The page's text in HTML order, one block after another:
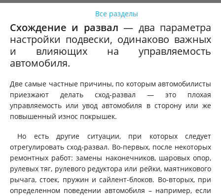
Все разделы
Схождение и развал — два параметра
настройки подвески, одинаково важных
и влияющих на управляемость
автомобиля.
Две самые частные причины, по которым автомобилисты
приезжают делать сход-развал — это плохая
управляемость или увод автомобиля в сторону или же
повышенный износ покрышек.
Но есть другие ситуации, при которых следует
отрегулировать сход-развал. Во-первых, после некоторых
ремонтных работ: замены наконечников, шаровых опор,
рулевых тяг, рулевого редуктора или рейки, маятникового
рычага, стоек, пружин и сайлент-блоков. Во-вторых, при
определенном поведении автомобиля – например, если